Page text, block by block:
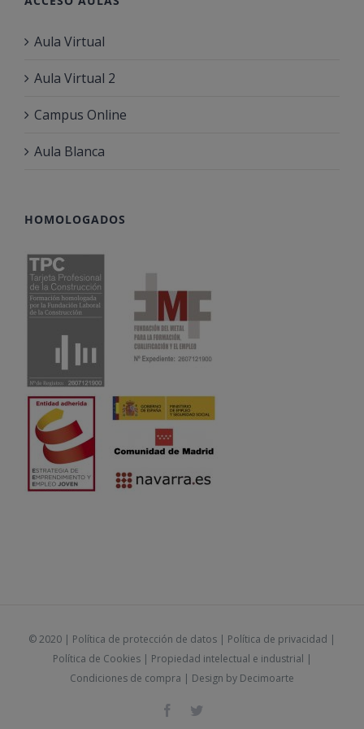
Aula Virtual
Aula Virtual 2
Campus Online
Aula Blanca
HOMOLOGADOS
© 2020 | Política de protección de datos | Política de privacidad |
Política de Cookies| Propiedad intelectual e industrial |
Condiciones de compra | Design by Decimoarte
Facebook